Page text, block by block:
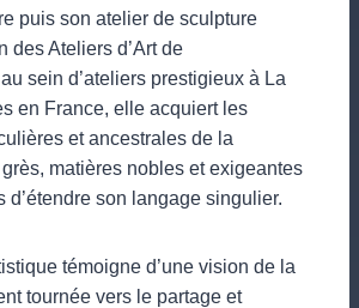
puis son atelier de sculpture
des Ateliers d’Art de
sein d’ateliers prestigieux à La
en France, elle acquiert les
et ancestrales de la
matières nobles et exigeantes
d’étendre son langage singulier.
témoigne d’une vision de la
tournée vers le partage et